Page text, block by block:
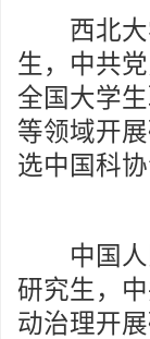
西北大学
生，中共
全国大学
等领域开
选中国科
中国人民
研究生，
动治理开